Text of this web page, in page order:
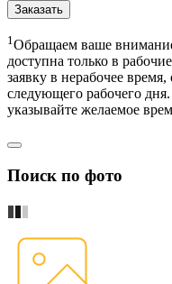
Заказать
1 Обращаем ваше
доступна только в
заявку в нерабочее
следующего рабочего
указывайте желаемое
Поиск по фото